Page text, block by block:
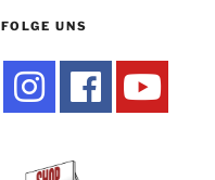
FOLGE UNS